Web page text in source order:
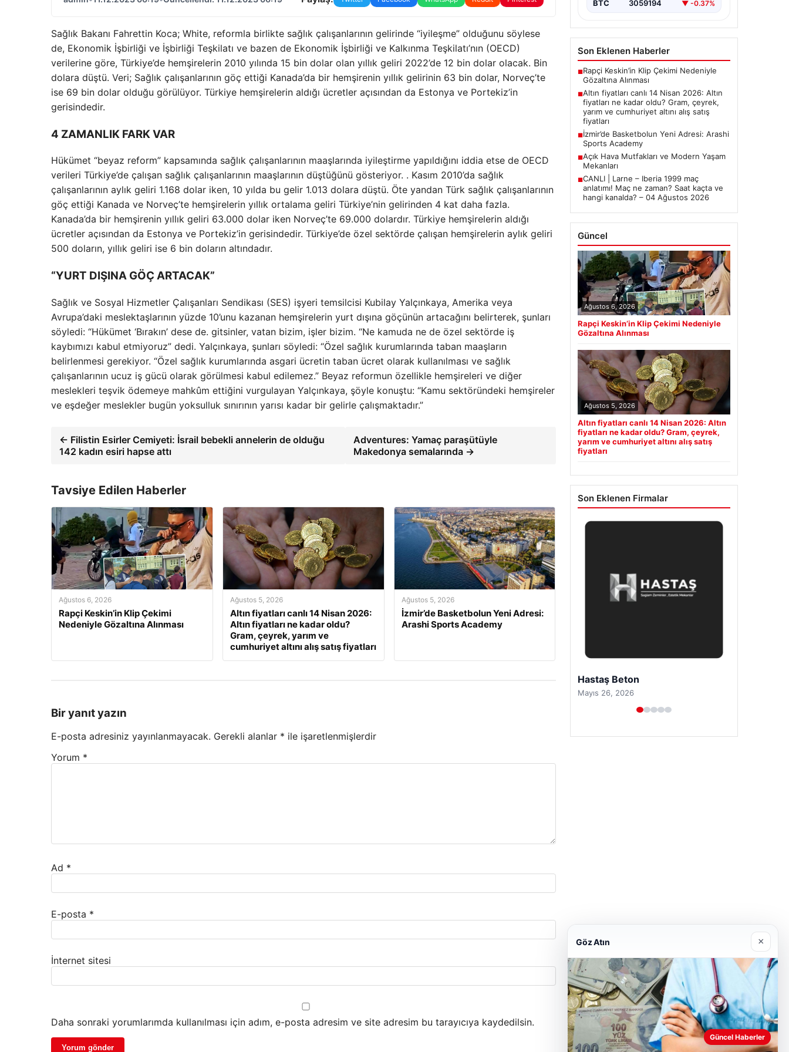
Sağlık Bakanı Fahrettin Koca; White, reformla birlikte sağlık çalışanlarının gelirinde “iyileşme” olduğunu söylese
de, Ekonomik İşbirliği ve İşbirliği Teşkilatı ve bazen de Ekonomik İşbirliği ve Kalkınma Teşkilatı’nın (OECD)
verilerine göre, Türkiye’de hemşirelerin 2010 yılında 15 bin dolar olan yıllık geliri 2022’de 12 bin dolar olacak. Bin
dolara düştü. Veri; Sağlık çalışanlarının göç ettiği Kanada’da bir hemşirenin yıllık gelirinin 63 bin dolar, Norveç’te
ise 69 bin dolar olduğu görülüyor. Türkiye hemşirelerin aldığı ücretler açısından da Estonya ve Portekiz’in
gerisindedir.
4 ZAMANLIK FARK VAR
Hükümet “beyaz reform” kapsamında sağlık çalışanlarının maaşlarında iyileştirme yapıldığını iddia etse de OECD
verileri Türkiye’de çalışan sağlık çalışanlarının maaşlarının düştüğünü gösteriyor. . Kasım 2010’da sağlık
çalışanlarının aylık geliri 1.168 dolar iken, 10 yılda bu gelir 1.013 dolara düştü. Öte yandan Türk sağlık çalışanlarının
göç ettiği Kanada ve Norveç’te hemşirelerin yıllık ortalama geliri Türkiye’nin gelirinden 4 kat daha fazla.
Kanada’da bir hemşirenin yıllık geliri 63.000 dolar iken Norveç’te 69.000 dolardır. Türkiye hemşirelerin aldığı
ücretler açısından da Estonya ve Portekiz’in gerisindedir. Türkiye’de özel sektörde çalışan hemşirelerin aylık geliri
500 doların, yıllık geliri ise 6 bin doların altındadır.
“YURT DIŞINA GÖÇ ARTACAK”
Sağlık ve Sosyal Hizmetler Çalışanları Sendikası (SES) işyeri temsilcisi Kubilay Yalçınkaya, Amerika veya
Avrupa’daki meslektaşlarının yüzde 10’unu kazanan hemşirelerin yurt dışına göçünün artacağını belirterek, şunları
söyledi: “Hükümet ‘Bırakın’ dese de. gitsinler, vatan bizim, işler bizim. “Ne kamuda ne de özel sektörde iş
kaybımızı kabul etmiyoruz” dedi. Yalçınkaya, şunları söyledi: “Özel sağlık kurumlarında taban maaşların
belirlenmesi gerekiyor. “Özel sağlık kurumlarında asgari ücretin taban ücret olarak kullanılması ve sağlık
çalışanlarının ucuz iş gücü olarak görülmesi kabul edilemez.” Beyaz reformun özellikle hemşireleri ve diğer
meslekleri teşvik ödemeye mahkûm ettiğini vurgulayan Yalçınkaya, şöyle konuştu: “Kamu sektöründeki hemşireler
ve eşdeğer meslekler bugün yoksulluk sınırının yarısı kadar bir gelirle çalışmaktadır.”
← Filistin Esirler Cemiyeti: İsrail bebekli annelerin de olduğu
142 kadın esiri hapse attı
Adventures: Yamaç paraşütüyle
Makedonya semalarında →
Tavsiye Edilen Haberler
Ağustos 6, 2026
Rapçi Keskin’in Klip Çekimi
Nedeniyle Gözaltına Alınması
Ağustos 5, 2026
Altın fiyatları canlı 14 Nisan 2026:
Altın fiyatları ne kadar oldu?
Gram, çeyrek, yarım ve
cumhuriyet altını alış satış fiyatları
Ağustos 5, 2026
İzmir’de Basketbolun Yeni Adresi:
Arashi Sports Academy
Bir yanıt yazın
E-posta adresiniz yayınlanmayacak. Gerekli alanlar * ile işaretlenmişlerdir
Yorum *
Ad *
E-posta *
İnternet sitesi
Daha sonraki yorumlarımda kullanılması için adım, e-posta adresim ve site adresim bu tarayıcıya kaydedilsin.
BTC 3059194 ▼ -0.37%
Son Eklenen Haberler
■Rapçi Keskin’in Klip Çekimi Nedeniyle
Gözaltına Alınması
■Altın fiyatları canlı 14 Nisan 2026: Altın
fiyatları ne kadar oldu? Gram, çeyrek,
yarım ve cumhuriyet altını alış satış
fiyatları
■İzmir’de Basketbolun Yeni Adresi: Arashi
Sports Academy
■Açık Hava Mutfakları ve Modern Yaşam
Mekanları
■CANLI | Larne – Iberia 1999 maç
anlatımı! Maç ne zaman? Saat kaçta ve
hangi kanalda? – 04 Ağustos 2026
Güncel
Ağustos 6, 2026
Rapçi Keskin’in Klip Çekimi Nedeniyle
Gözaltına Alınması
Ağustos 5, 2026
Altın fiyatları canlı 14 Nisan 2026: Altın
fiyatları ne kadar oldu? Gram, çeyrek,
yarım ve cumhuriyet altını alış satış
fiyatları
Son Eklenen Firmalar
Prenses Night Club
Nisan 29, 2026
Göz Atın ×
Güncel Haberler